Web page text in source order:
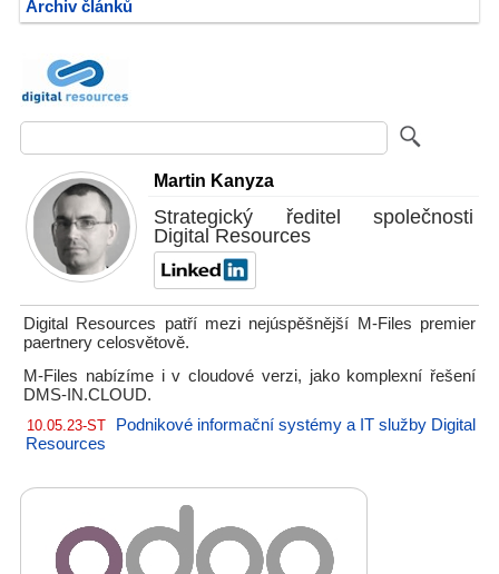
Archiv článků
Martin Kanyza
Strategický ředitel společnosti
Digital Resources
Digital Resources patří mezi nejúspěšnější M-Files premier
paertnery celosvětově.
M-Files nabízíme i v cloudové verzi, jako komplexní řešení
DMS-IN.CLOUD.
10.05.23-ST
Podnikové informační systémy a IT služby Digital
Resources